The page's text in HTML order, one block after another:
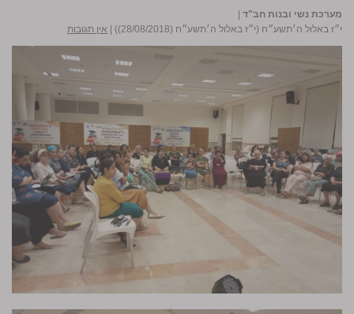
מערכת נשי ובנות חב"ד
י״ז באלול ה׳תשע״ח (י״ז באלול ה׳תשע״ח (28/08/2018))
אין תגובות